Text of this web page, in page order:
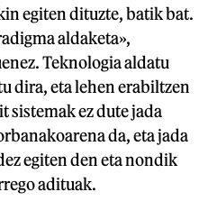
egiten dituzte, batik bat.
aldaketa»,
Teknologia aldatu
dira, eta lehen erabiltzen
sistemak ez dute jada
da, eta jada
egiten den eta nondik
adituak.